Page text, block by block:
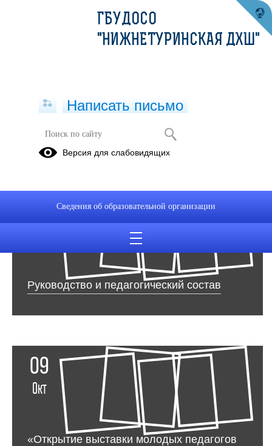
Фотоальбомы
10
Руководство и педагогический состав
09
Окт
«Открытие выставки молодых педагогов
ГБУДОСО
"НИЖНЕТУРИНСКАЯ ДХШ"
Написать письмо
Версия для слабовидящих
Сведения об образовательной организации